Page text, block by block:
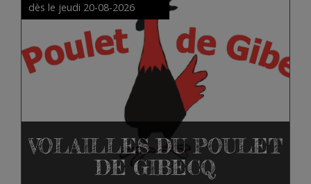
dès le jeudi 20-08-2026
VOLAILLES DU POULET
DE GIBECQ